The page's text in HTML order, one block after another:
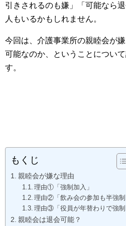
引きされるのも嫌」「可能なら
人もいるかもしれません。
今回は、介護事業所の親睦会が
可能なのか、ということについ
す。
もくじ
親睦会が嫌な理由
理由①「強制加入」
理由②「飲み会の参加も半強制
理由③「役員が年替わりで強制
親睦会は退会可能？